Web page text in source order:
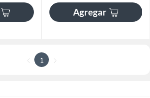
Agregar
1